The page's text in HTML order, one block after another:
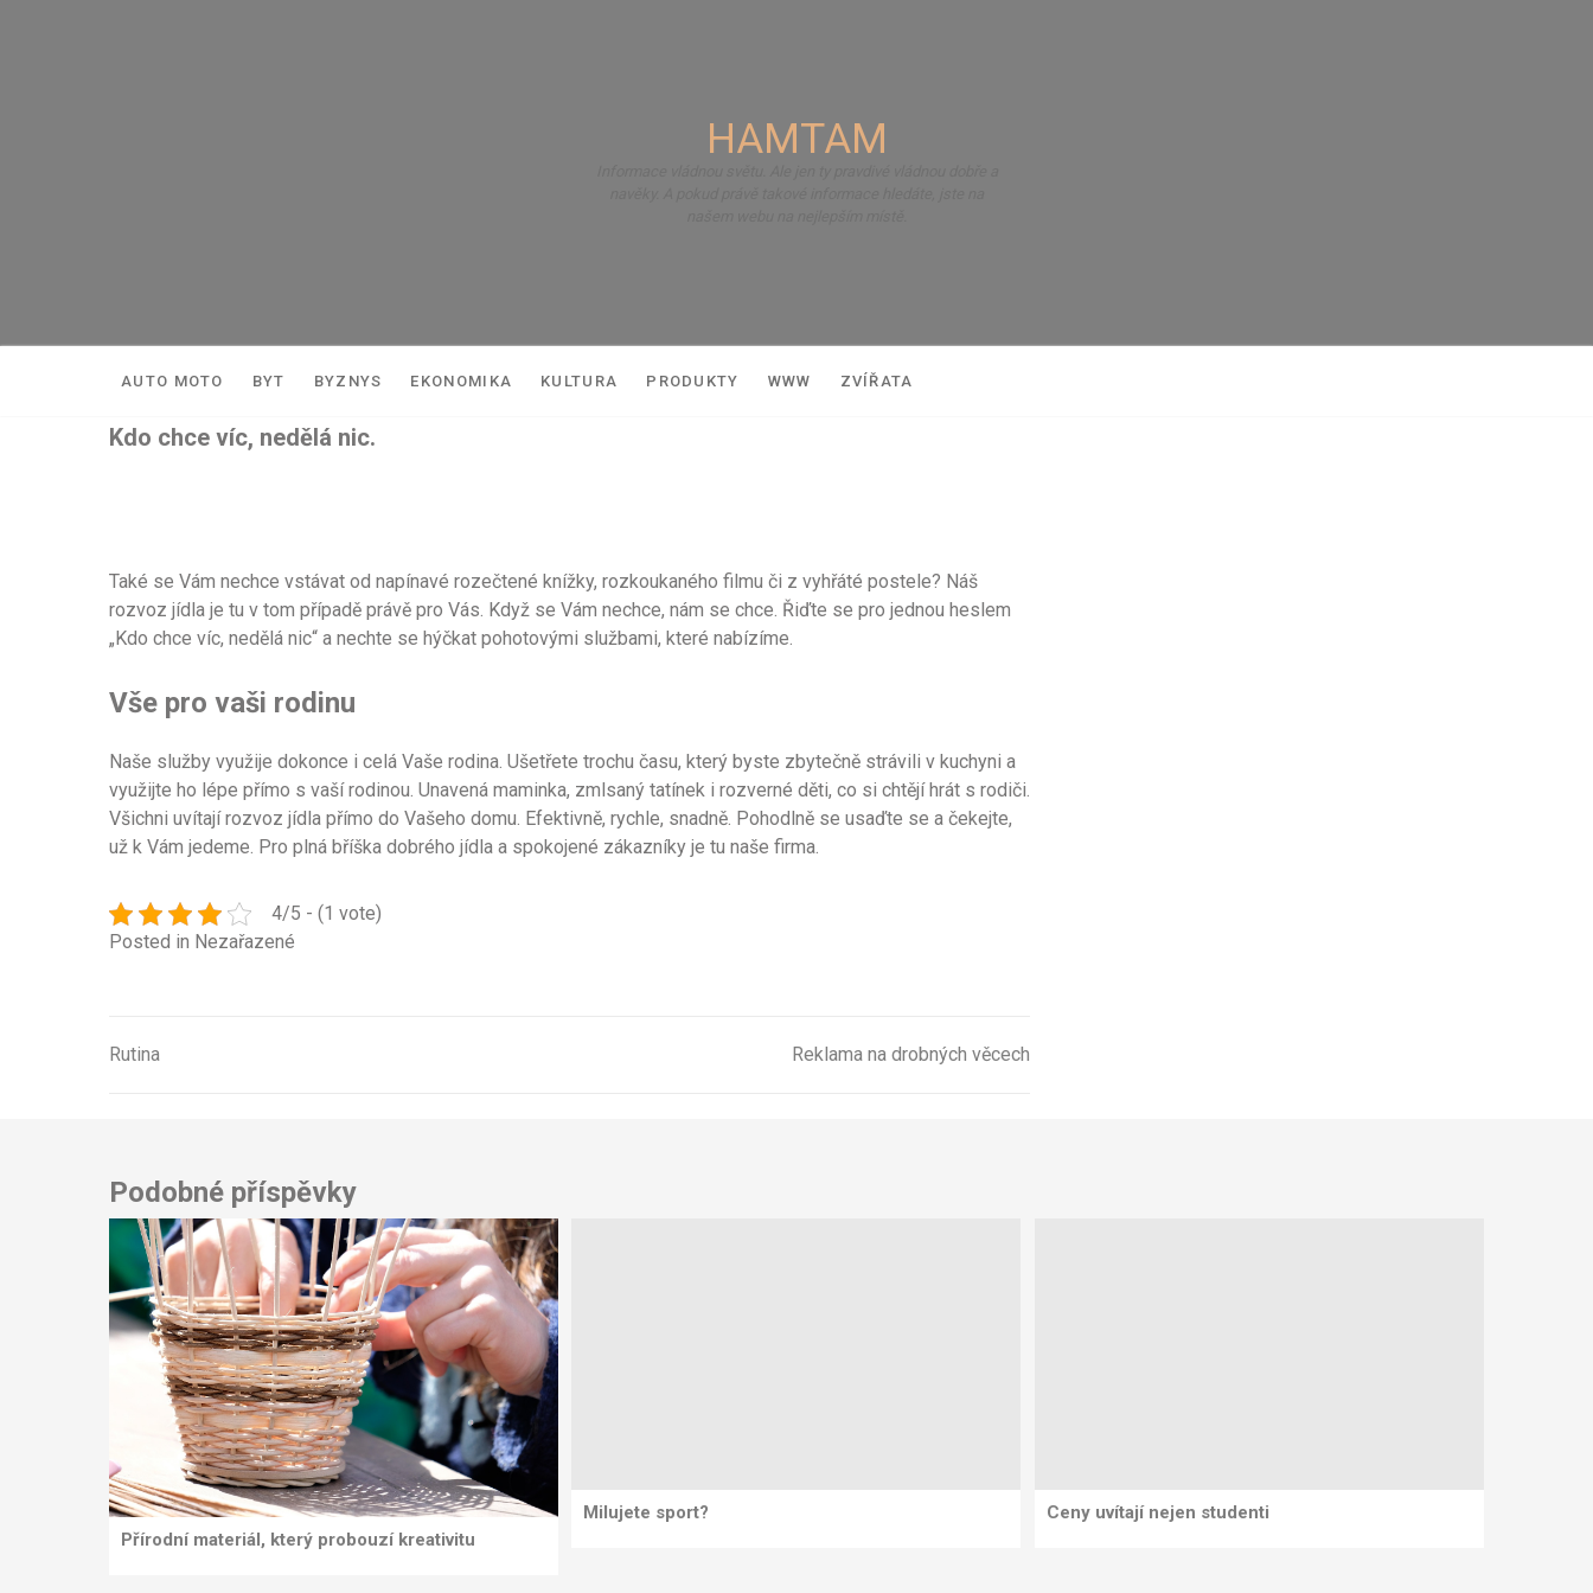
HAMTAM
AUTO MOTO BYT BYZNYS EKONOMIKA KULTURA PRODUKTY WWW ZVÍŘATA
Kdo chce víc, nedělá nic.
Také se Vám nechce vstávat od napínavé rozečtené knížky, rozkoukaného filmu či z vyhřáté postele? Náš
rozvoz jídla je tu v tom případě právě pro Vás. Když se Vám nechce, nám se chce. Řiďte se pro jednou heslem
„Kdo chce víc, nedělá nic“ a nechte se hýčkat pohotovými službami, které nabízíme.
Vše pro vaši rodinu
Naše služby využije dokonce i celá Vaše rodina. Ušetřete trochu času, který byste zbytečně strávili v kuchyni a
využijte ho lépe přímo s vaší rodinou. Unavená maminka, zmlsaný tatínek i rozverné děti, co si chtějí hrát s rodiči.
Všichni uvítají rozvoz jídla přímo do Vašeho domu. Efektivně, rychle, snadně. Pohodlně se usaďte se a čekejte,
už k Vám jedeme. Pro plná bříška dobrého jídla a spokojené zákazníky je tu naše firma.
4/5 - (1 vote)
Posted in Nezařazené
Navigace
Rutina Reklama na drobných věcech
Podobné příspěvky
Přírodní materiál, který probouzí kreativitu
Milujete sport? Ceny uvítají nejen studenti